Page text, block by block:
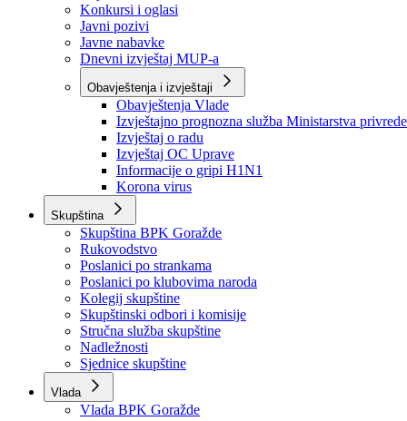
Sve vijesti
Izdvojeno
Najave
Konkursi i oglasi
Javni pozivi
Javne nabavke
Dnevni izvještaj MUP-a
Obavještenja i izvještaji
Obavještenja Vlade
Izvještajno prognozna služba Ministarstva privrede
Izvještaj o radu
Izvještaj OC Uprave
Informacije o gripi H1N1
Korona virus
Skupština
Skupština BPK Goražde
Rukovodstvo
Poslanici po strankama
Poslanici po klubovima naroda
Kolegij skupštine
Skupštinski odbori i komisije
Stručna služba skupštine
Nadležnosti
Sjednice skupštine